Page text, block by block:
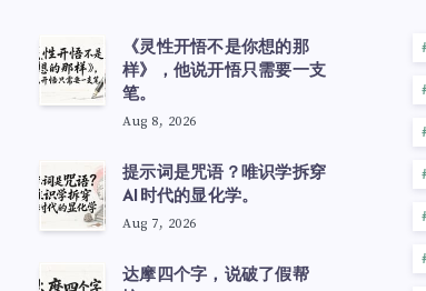
《灵性开悟不是你想的那
样》，他说开悟只需要一支
笔。
Aug 8, 2026
提示词是咒语？唯识学拆穿
AI时代的显化学。
Aug 7, 2026
达摩四个字，说破了假帮